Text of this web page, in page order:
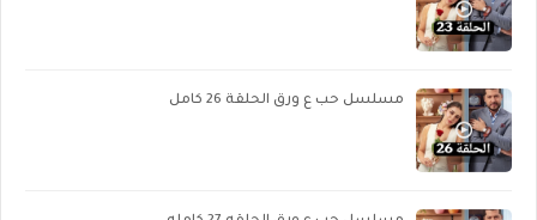
مسلسل حب ع ورق الحلقة 26 كامل